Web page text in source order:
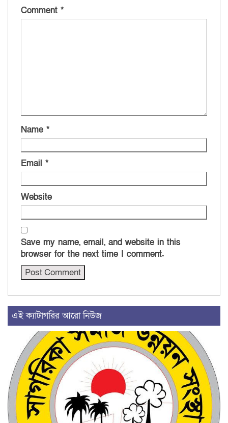
Comment *
Name *
Email *
Website
Save my name, email, and website in this
browser for the next time I comment.
এই ক্যাটাগরির আরো নিউজ